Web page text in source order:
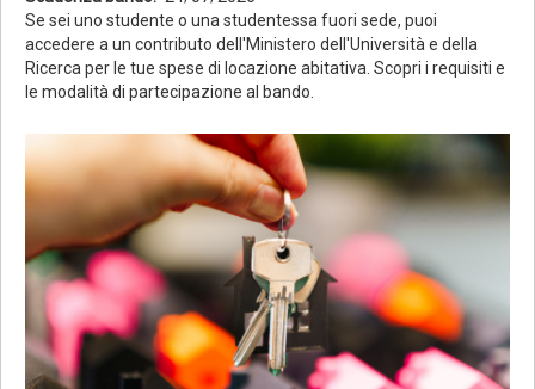
Se sei uno studente o una studentessa fuori sede, puoi
accedere a un contributo dell'Ministero dell'Università e della
Ricerca per le tue spese di locazione abitativa. Scopri i requisiti e
le modalità di partecipazione al bando.